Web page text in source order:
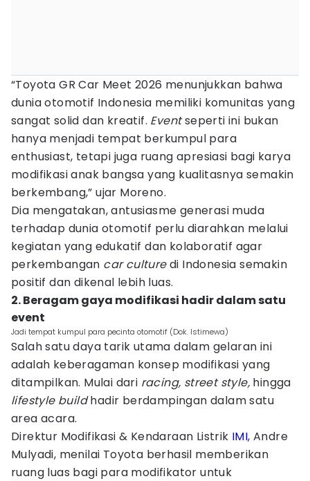
“Toyota GR Car Meet 2026 menunjukkan bahwa
dunia otomotif Indonesia memiliki komunitas yang
sangat solid dan kreatif. Eventseperti ini bukan
hanya menjadi tempat berkumpul para
enthusiast, tetapi juga ruang apresiasi bagi karya
modifikasi anak bangsa yang kualitasnya semakin
berkembang,” ujar Moreno.
Dia mengatakan, antusiasme generasi muda
terhadap dunia otomotif perlu diarahkan melalui
kegiatan yang edukatif dan kolaboratif agar
perkembangan car culturedi Indonesia semakin
positif dan dikenal lebih luas.
2. Beragam gaya modifikasi hadir dalam satu
event
Jadi tempat kumpul para pecinta otomotif (Dok. Istimewa)
Salah satu daya tarik utama dalam gelaran ini
adalah keberagaman konsep modifikasi yang
ditampilkan. Mulai dari racing, street style, hingga
lifestyle buildhadir berdampingan dalam satu
area acara.
Direktur Modifikasi & Kendaraan Listrik IMI, Andre
Mulyadi, menilai Toyota berhasil memberikan
ruang luas bagi para modifikator untuk